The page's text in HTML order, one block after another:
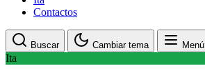
Contactos
Buscar Cambiar tema Menú
Ita